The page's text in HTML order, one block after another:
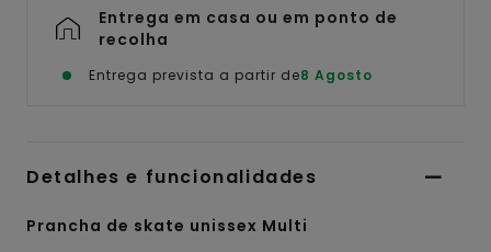
Entrega em casa ou em ponto de
recolha
Entrega prevista a partir de8 Agosto
Detalhes e funcionalidades
Prancha de skate unissex Multi